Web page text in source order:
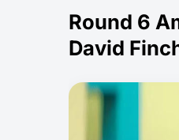
Round 6
David